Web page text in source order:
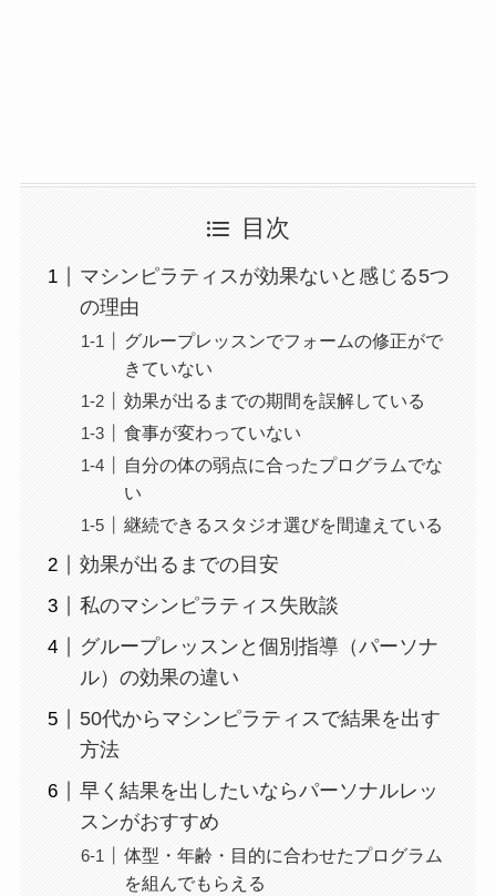
目次
マシンピラティスが効果ないと感じる5つ
の理由
グループレッスンでフォームの修正がで
きていない
効果が出るまでの期間を誤解している
食事が変わっていない
自分の体の弱点に合ったプログラムでな
い
継続できるスタジオ選びを間違えている
効果が出るまでの目安
私のマシンピラティス失敗談
グループレッスンと個別指導（パーソナ
ル）の効果の違い
50代からマシンピラティスで結果を出す
方法
早く結果を出したいならパーソナルレッ
スンがおすすめ
体型・年齢・目的に合わせたプログラム
を組んでもらえる